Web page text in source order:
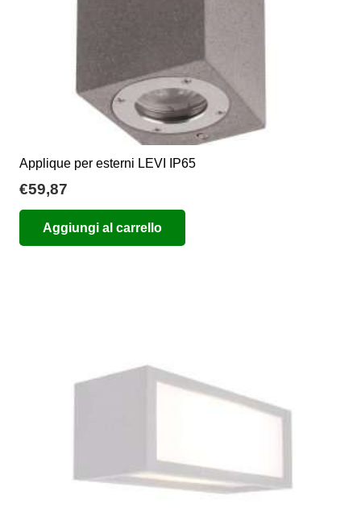
Applique per esterni LEVI IP65
€59,87
Aggiungi al carrello